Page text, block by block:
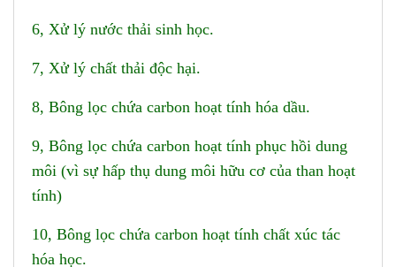
6, Xử lý nước thải sinh học.
7, Xử lý chất thải độc hại.
8, Bông lọc chứa carbon hoạt tính hóa dầu.
9, Bông lọc chứa carbon hoạt tính phục hồi dung
môi (vì sự hấp thụ dung môi hữu cơ của than hoạt
tính)
10, Bông lọc chứa carbon hoạt tính chất xúc tác
hóa học.